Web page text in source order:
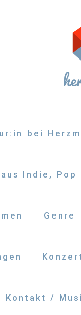
bei
Indie, Pop
Genre
Kontakt /